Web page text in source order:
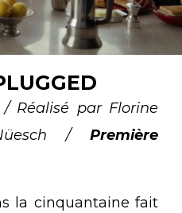
/ Réalisé par Florine
/ Première
la cinquantaine fait